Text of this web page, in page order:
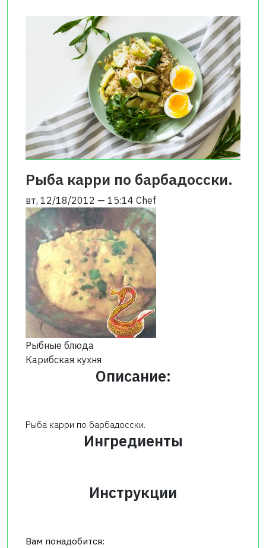
Рыба карри по барбадосски.
вт, 12/18/2012 — 15:14 Chef
Рыбные блюда
Карибская кухня
Описание:
Рыба карри по барбадосски.
Ингредиенты
Инструкции
Вам понадобится: